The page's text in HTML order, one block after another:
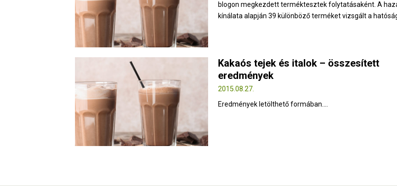
blogon megkezdett terméktesztek folytatásaként. A
kínálata alapján 39 különböző terméket vizsgált a hatóság.
Kakaós tejek és italok – összesített
eredmények
2015.08.27.
Eredmények letölthető formában....